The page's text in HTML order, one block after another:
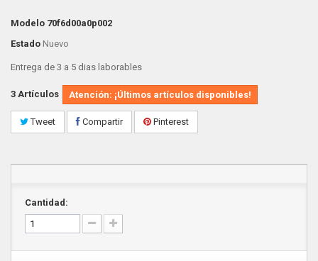
Modelo 70f6d00a0p002
Estado Nuevo
Entrega de 3 a 5 dias laborables
3 Artículos Atención: ¡Últimos artículos disponibles!
Tweet Compartir Pinterest
Cantidad: